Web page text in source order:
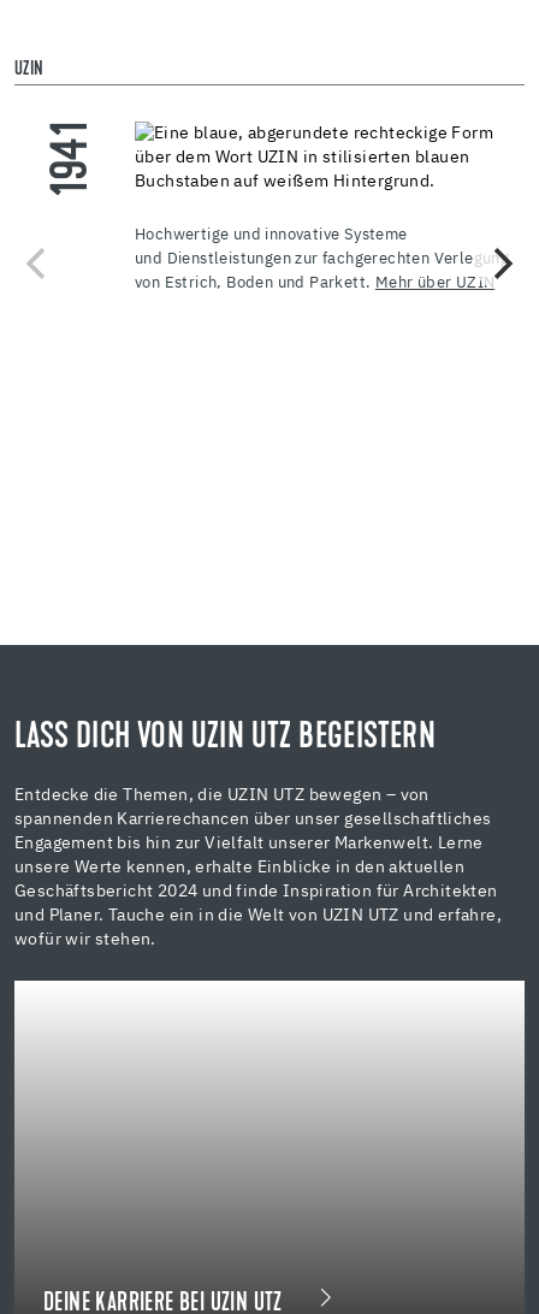
UZIN
1941
Hochwertige und innovative Systeme
und Dienstleistungen zur fachgerechten Verlegung
von Estrich, Boden und Parkett. Mehr über UZIN
LASS DICH VON UZIN UTZ BEGEISTERN
Entdecke die Themen, die UZIN UTZ bewegen – von
spannenden Karrierechancen über unser gesellschaftliches
Engagement bis hin zur Vielfalt unserer Markenwelt. Lerne
unsere Werte kennen, erhalte Einblicke in den aktuellen
Geschäftsbericht 2024 und finde Inspiration für Architekten
und Planer. Tauche ein in die Welt von UZIN UTZ und erfahre,
wofür wir stehen.
DEINE KARRIERE BEI UZIN UTZ